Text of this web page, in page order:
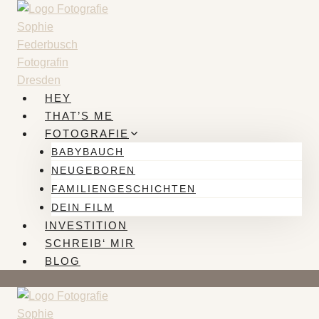
Zum
Inhalt
springen
HEY
THAT’S ME
FOTOGRAFIE
BABYBAUCH
NEUGEBOREN
FAMILIENGESCHICHTEN
DEIN FILM
INVESTITION
SCHREIB‘ MIR
BLOG